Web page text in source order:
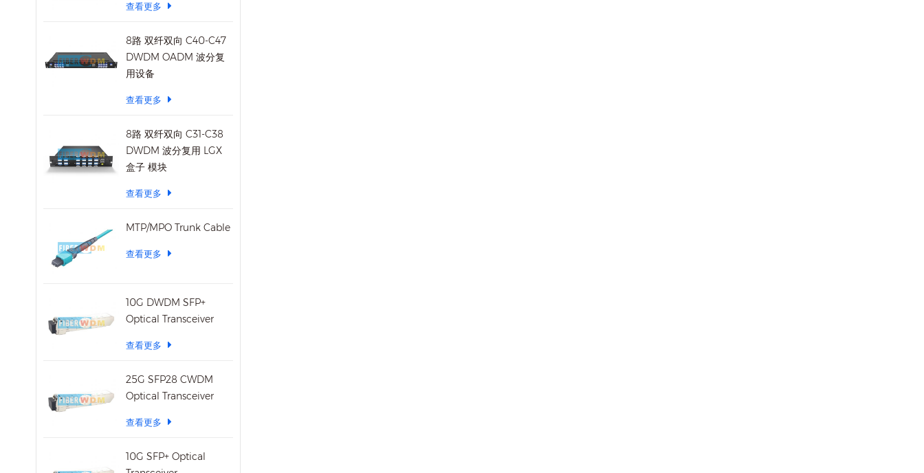
查看更多
8路 双纤双向 C40-C47
DWDM OADM 波分复
用设备
查看更多
8路 双纤双向 C31-C38
DWDM 波分复用 LGX
盒子 模块
查看更多
MTP/MPO Trunk Cable
查看更多
10G DWDM SFP+
Optical Transceiver
查看更多
25G SFP28 CWDM
Optical Transceiver
查看更多
10G SFP+ Optical